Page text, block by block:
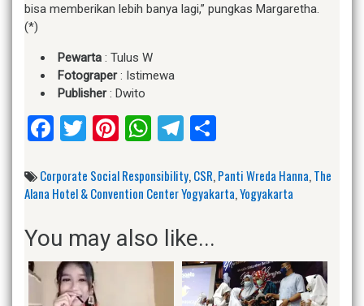
bisa memberikan lebih banya lagi,” pungkas Margaretha.
(*)
Pewarta : Tulus W
Fotograper: Istimewa
Publisher: Dwito
Facebook
Twitter
Pinterest
WhatsApp
Telegram
Corporate Social Responsibility,CSR,Panti Wreda Hanna,The
Alana Hotel & Convention Center Yogyakarta,Yogyakarta
You may also like...